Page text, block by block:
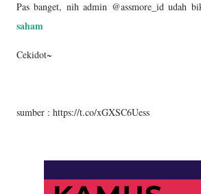
Pas banget, nih admin @assmore_id udah
saham
Cekidot~
sumber : https://t.co/xGXSC6Uess